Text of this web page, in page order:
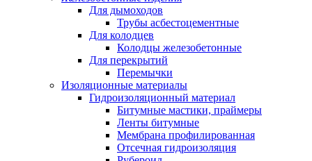
Для дымоходов
Трубы асбестоцементные
Для колодцев
Колодцы железобетонные
Для перекрытий
Перемычки
Изоляционные материалы
Гидроизоляционный материал
Битумные мастики, праймеры
Ленты битумные
Мембрана профилированная
Отсечная гидроизоляция